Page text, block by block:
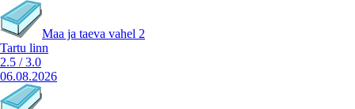
Maa ja taeva vahel 2
Tartu linn
2.5 /3.0
06.08.2026